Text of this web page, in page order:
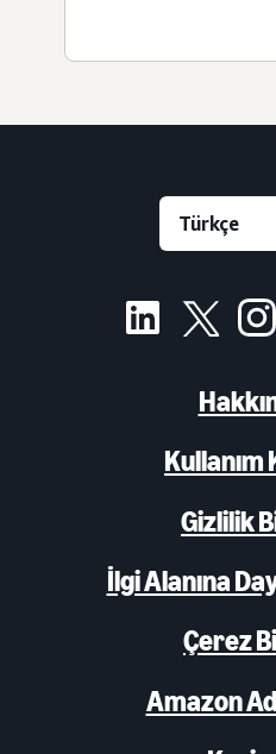
Kullanım
Gizlilik
İlgi Alanına
Çerez
Amazon